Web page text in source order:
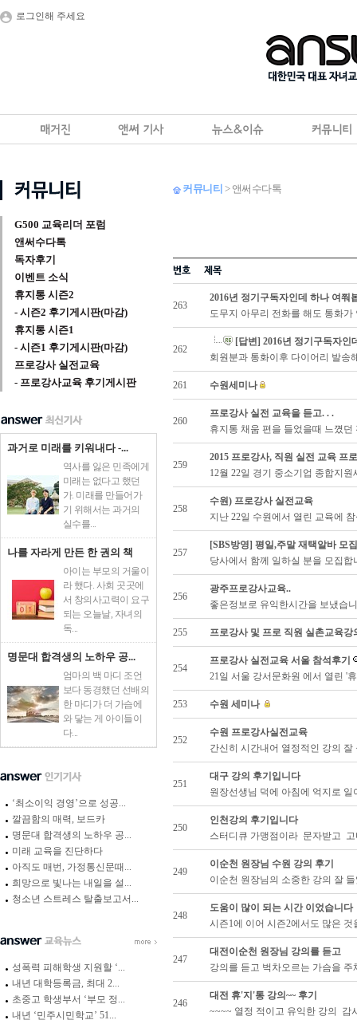
로그인해 주세요
G500 교육리더 포럼
앤써수다톡
독자후기
이벤트 소식
휴지통 시즌2
- 시즌2 후기게시판(마감)
휴지통 시즌1
- 시즌1 후기게시판(마감)
프로강사 실전교육
- 프로강사교육 후기게시판
과거로 미래를 키워내다 -...
역사를 잃은 민족에게
미래는 없다고 했던
가. 미래를 만들어가
기 위해서는 과거의
실수를...
나를 자라게 만든 한 권의 책
아이는 부모의 거울이
라 했다. 사회 곳곳에
서 창의사고력이 요구
되는 오늘날, 자녀의
독...
명문대 합격생의 노하우 공...
엄마의 백 마디 조언
보다 동경했던 선배의
한 마디가 더 가슴에
와 닿는 게 아이들이
다...
‘최소이익 경영’으로 성공...
깔끔함의 매력, 보드카
명문대 합격생의 노하우 공...
미래 교육을 진단하다
아직도 매번, 가정통신문때...
희망으로 빛나는 내일을 설...
청소년 스트레스 탈출보고서...
성폭력 피해학생 지원할 ‘...
내년 대학등록금, 최대 2...
초중고 학생부서 ‘부모 정...
내년 ‘민주시민학교’ 51...
커뮤니티 > 앤써수다톡
263
2016년 정기구독자인데 하나 여쭤
도무지 아무리 전화를 해도 통화
262
[답변] 2016년 정기구독자인
회원분과 통화이후 다이어리 발송
261 수원세미나
260
프로강사 실전 교육을 듣고. . .
휴지통 채움 편을 들었을때 느꼈
259
2015 프로강사, 직원 실전 교육 프
12월 22일 경기 중소기업 종합지
258
수원) 프로강사 실전교육
지난 22일 수원에서 열린 교육에
257
[SBS방영] 평일,주말 재택알바 모집
당사에서 함께 일하실 분을 모집
256
광주프로강사교육..
좋은정보로 유익한시간을 보냈습
255 프로강사 및 프로 직원 실촌교육강
254
프로강사 실전교육 서울 참석후기
21일 서울 강서문화원 에서 열린 '
253 수원 세미나
252
수원 프로강사실전교육
간신히 시간내어 열정적인 강의
251
대구 강의 후기입니다
원장선생님 덕에 아침에 억지로
250
인천강의 후기입니다
스터디큐 가맹점이라 문자받고
249
이순천 원장님 수원 강의 후기
이순천 원장님의 소중한 강의 잘
248
도움이 많이 되는 시간 이었습니다
시즌1에 이어 시즌2에서도 많은
247
대전이순천 원장님 강의를 듣고
강의를 듣고 벅차오르는 가슴을
246
대전 휴'지'통 강의~~ 후기
~~~~ 열정 적이고 유익한 강의 감